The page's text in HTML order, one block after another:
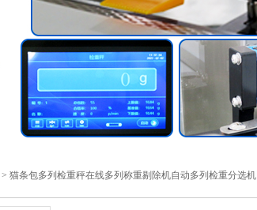
> 猫条包多列检重秤在线多列称重剔除机自动多列检重分选机